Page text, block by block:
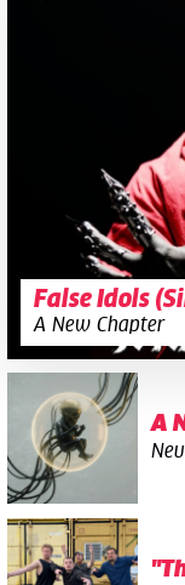
False Idols
A New Chapter
A